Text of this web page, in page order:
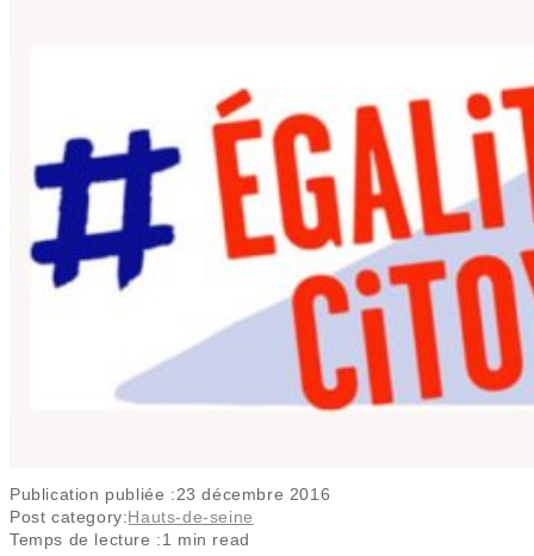
Publication publiée :23 décembre 2016
Post category:Hauts-de-seine
Temps de lecture :1 min read